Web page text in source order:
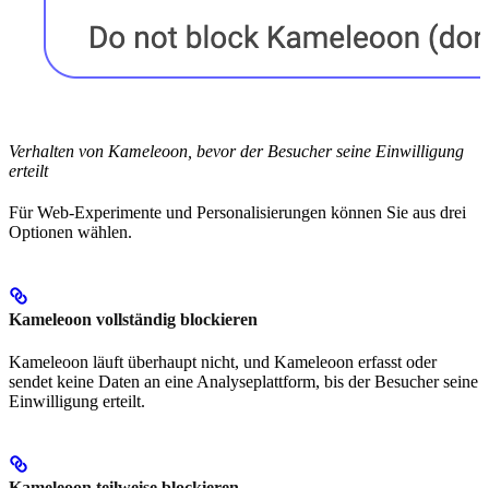
Verhalten von Kameleoon, bevor der Besucher seine Einwilligung
erteilt
Für Web-Experimente und Personalisierungen können Sie aus drei
Optionen wählen.
Kameleoon vollständig blockieren
Kameleoon läuft überhaupt nicht, und Kameleoon erfasst oder
sendet keine Daten an eine Analyseplattform, bis der Besucher seine
Einwilligung erteilt.